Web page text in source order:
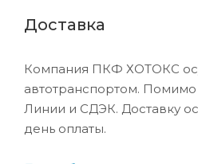
Доставка
Компания ПКФ ХОТОКС
автотранспортом.
Линии и СДЭК. Доставку
день оплаты.